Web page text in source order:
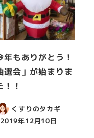
年もありがとう！
選会」が始まりま
！！
くすりのタカギ
2019年12月10日